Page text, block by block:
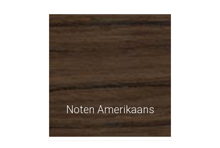
Noten Amerikaans